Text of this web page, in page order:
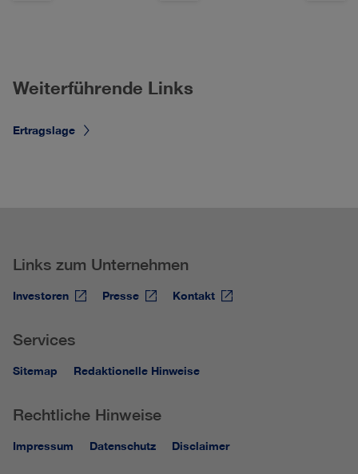
Weiterführende Links
Ertragslage
Links zum Unternehmen
Investoren Presse Kontakt
Services
Sitemap Redaktionelle Hinweise
Rechtliche Hinweise
Impressum Datenschutz Disclaimer